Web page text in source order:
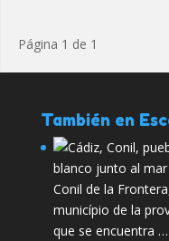
Página 1 de 1
También en
Conil de la
município de la
que se encuentra …